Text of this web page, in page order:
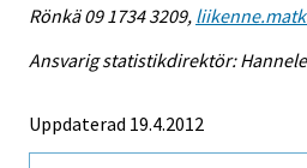
Rönkä 09 1734 3209,
Ansvarig statistikdirektör:
Uppdaterad 19.4.2012